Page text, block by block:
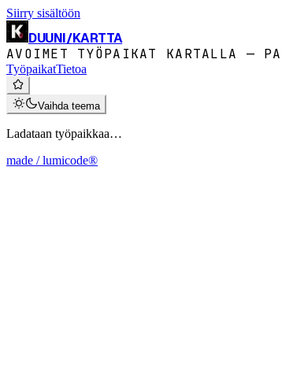
Siirry sisältöön
DUUNI/KARTTA
AVOIMET TYÖPAIKAT KARTALLA —
TyöpaikatTietoa
Vaihda teema
Ladataan työpaikkaa…
made / lumicode®